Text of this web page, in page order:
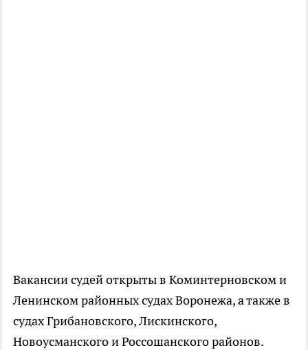
Вакансии судей открыты в Коминтерновском и
Ленинском районных судах Воронежа, а также в
судах Грибановского, Лискинского,
Новоусманского и Россошанского районов.